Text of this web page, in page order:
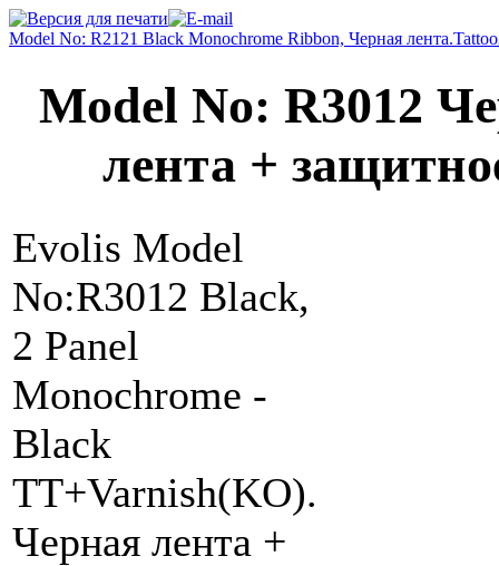
Model No: R2121 Black Monochrome Ribbon, Черная лента.
Model No: R3012
лента +
Evolis Model
No:R3012 Black,
2 Panel
Monochrome -
Black
TT+Varnish(KO).
Черная лента +